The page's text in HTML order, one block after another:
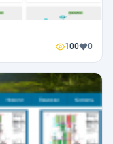
100 0